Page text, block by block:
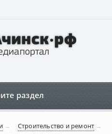
раздел
→ Строительство и ремонт →